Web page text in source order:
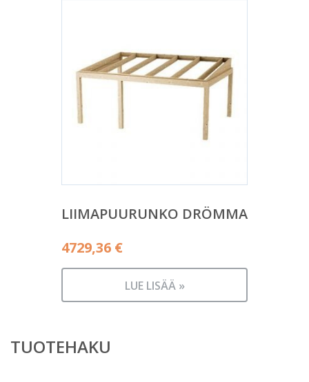
LIIMAPUURUNKO DRÖMMA
4729,36 €
LUE LISÄÄ »
TUOTEHAKU